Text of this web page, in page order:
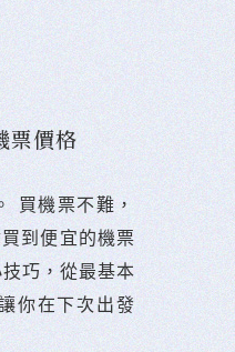
票價格
買機票不難，
到便宜的機票
巧，從最基本
你在下次出發